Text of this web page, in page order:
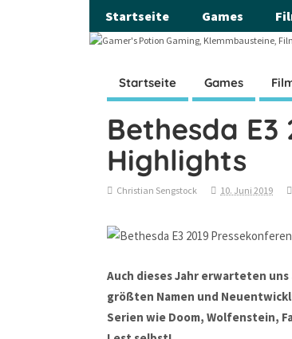
Startseite Games
Startseite Games
Bethesda E3
Highlights
Christian Sengstock 10. Juni 2019
Auch dieses Jahr erwarteten
größten Namen und
Serien wie Doom, Wolfenstein,